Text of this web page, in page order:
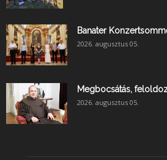
Banater
2026. augusztus 05.
Megbocsátás,
2026. augusztus 05.